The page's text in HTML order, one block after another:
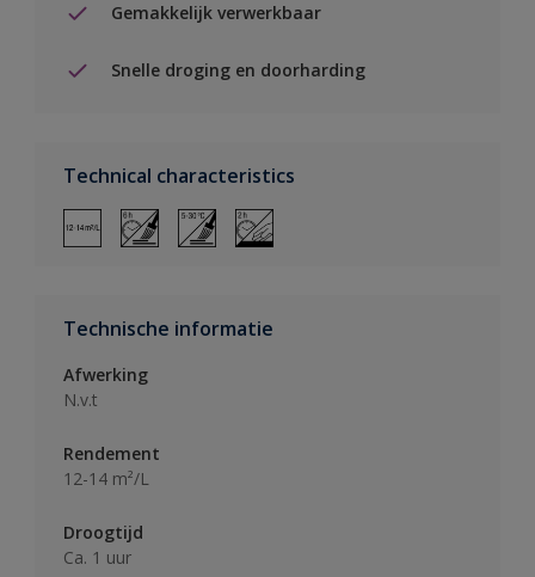
Gemakkelijk verwerkbaar
Snelle droging en doorharding
Technical characteristics
Technische informatie
Afwerking
N.v.t
Rendement
12-14 m²/L
Droogtijd
Ca. 1 uur